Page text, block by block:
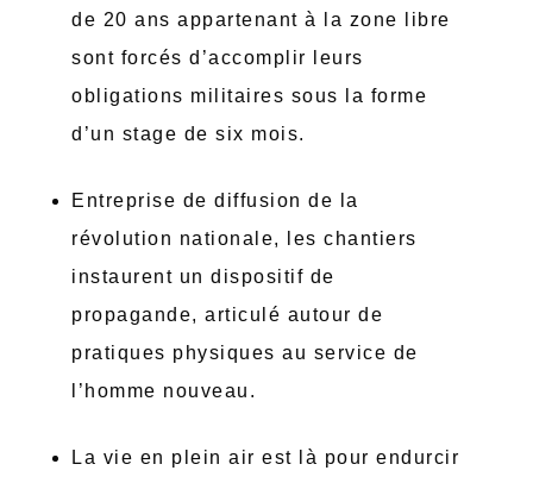
de 20 ans appartenant à la zone libre
sont forcés d’accomplir leurs
obligations militaires sous la forme
d’un stage de six mois.
Entreprise de diffusion de la
révolution nationale, les chantiers
instaurent un dispositif de
propagande, articulé autour de
pratiques physiques au service de
l’homme nouveau.
La vie en plein air est là pour endurcir